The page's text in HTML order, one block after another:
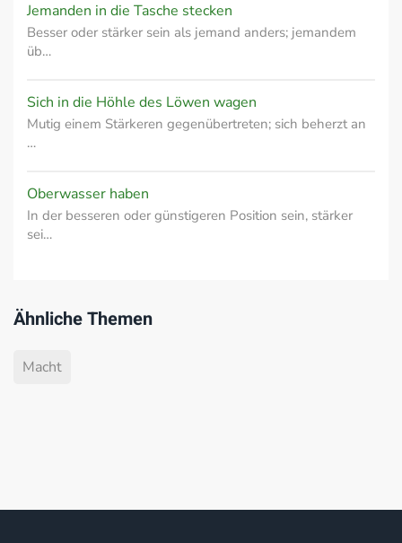
Jemanden in die Tasche stecken
Besser oder stärker sein als jemand anders; jemandem
üb…
Sich in die Höhle des Löwen wagen
Mutig einem Stärkeren gegenübertreten; sich beherzt an
…
Oberwasser haben
In der besseren oder günstigeren Position sein, stärker
sei…
Ähnliche Themen
Macht